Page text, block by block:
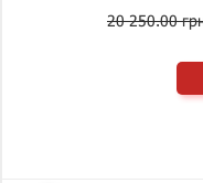
20 250.00